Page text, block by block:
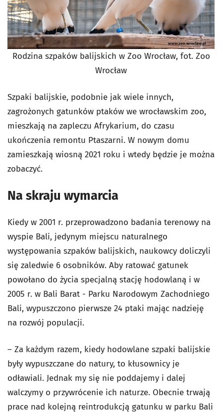
Rodzina szpaków balijskich w Zoo Wrocław, fot. Zoo
Wrocław
Szpaki balijskie, podobnie jak wiele innych,
zagrożonych gatunków ptaków we wrocławskim zoo,
mieszkają na zapleczu Afrykarium, do czasu
ukończenia remontu Ptaszarni. W nowym domu
zamieszkają wiosną 2021 roku i wtedy będzie je można
zobaczyć.
Na skraju wymarcia
Kiedy w 2001 r. przeprowadzono badania terenowy na
wyspie Bali, jedynym miejscu naturalnego
występowania szpaków balijskich, naukowcy doliczyli
się zaledwie 6 osobników. Aby ratować gatunek
powołano do życia specjalną stację hodowlaną i w
2005 r. w Bali Barat - Parku Narodowym Zachodniego
Bali, wypuszczono pierwsze 24 ptaki mając nadzieję
na rozwój populacji.
– Za każdym razem, kiedy hodowlane szpaki balijskie
były wypuszczane do natury, to kłusownicy je
odławiali. Jednak my się nie poddajemy i dalej
walczymy o przywrócenie ich naturze. Obecnie trwają
prace nad kolejną reintrodukcją gatunku w parku Bali